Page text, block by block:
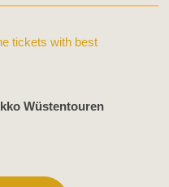
Wüstentouren